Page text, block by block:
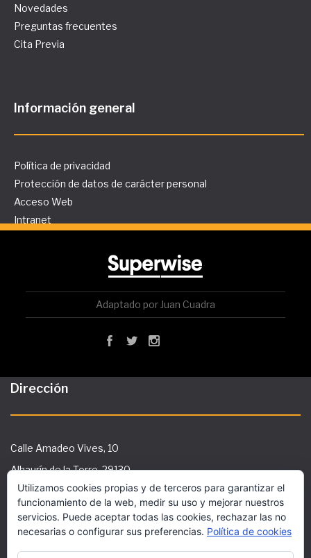
Novedades
Preguntas frecuentes
Cita Previa
Información general
Política de privacidad
Protección de datos de carácter personal
Acceso Web
Intranet
Adaptado por Juan Cuadra
Dirección
Calle Amadeo Vives, 10
Alhaurín de la Torre, 29130
Tlf: 951 29 36 91
secretaria@ies-galileo.com
Utilizamos cookies propias y de terceros para garantizar el
funcionamiento de la web, medir su uso y mejorar nuestros
servicios. Puede aceptar todas las cookies, rechazar las no
necesarias o configurar sus preferencias. Política de cookies